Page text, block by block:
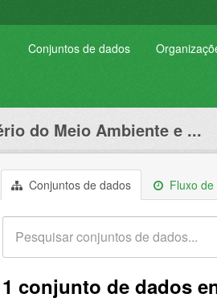
Conjuntos de dados
do Meio Ambiente e ...
Conjuntos de dados Fluxo
1 conjunto de dados